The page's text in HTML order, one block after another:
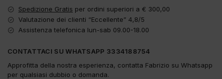
Spedizione Gratis per ordini superiori a € 300,00
Valutazione dei clienti “Eccellente” 4,8/5
Assistenza telefonica lun-sab 09.00-18.00
CONTATTACI SU WHATSAPP 3334188754
Approfitta della nostra esperienza, contatta Fabrizio su Whatsapp
per qualsiasi dubbio o domanda.